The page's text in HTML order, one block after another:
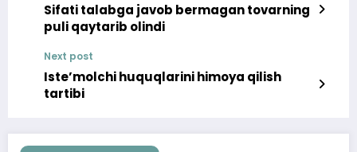
Sifati talabga javob bermagan tovarning
puli qaytarib olindi
Next post
Iste’molchi huquqlarini himoya qilish
tartibi